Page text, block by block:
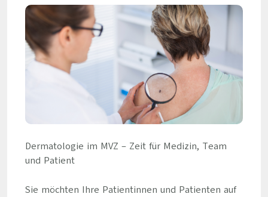
Dermatologie im MVZ – Zeit für Medizin, Team
und Patient
Sie möchten Ihre Patientinnen und Patienten auf